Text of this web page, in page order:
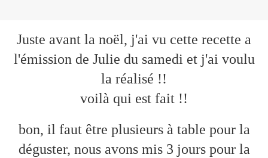
Juste avant la noël, j'ai vu cette recette a
l'émission de Julie du samedi et j'ai voulu
la réalisé !!
voilà qui est fait !!
bon, il faut être plusieurs à table pour la
déguster, nous avons mis 3 jours pour la